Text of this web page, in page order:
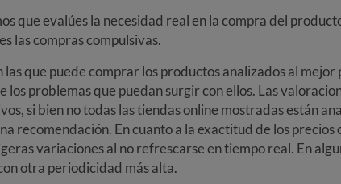
que evalúes la necesidad real en la compra del
las compras compulsivas.
que puede comprar los productos analizados al mejor
problemas que puedan surgir con ellos. Las
si bien no todas las tiendas online mostradas están
recomendación. En cuanto a la exactitud de los precios
variaciones al no refrescarse en tiempo real. En
otra periodicidad más alta.